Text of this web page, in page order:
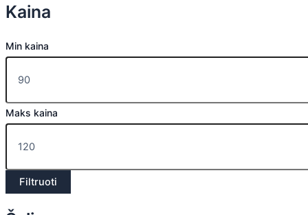
Kaina
Min kaina
Maks kaina
Filtruoti